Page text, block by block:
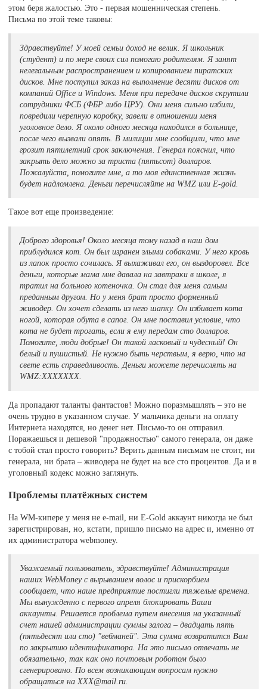
этом беря жалостью. Это - первая мошенническая степень.
Письма по этой теме таковы:
Здравствуйте! У моей семьи доход не велик. Я школьник
(студент) и по мере своих сил помогаю родителям. Я занят
нелегальным распространением и копированием пиратских
дисков. Мне поступил заказ на выполнение десяти дисков от
компаний Office и Windows. Меня при передаче дисков скрутили
сотрудники ФСБ (ФБР либо ЦРУ). Они меня сильно избили,
повредили черепную коробку, завели в отношении меня
уголовное дело. Я около одного месяца находился в больнице,
после чего вызвали опять. В милиции мне сообщили, что мне
грозит пятилетний срок заключения. Генерал пояснил, что
закрыть дело можно за триста (пятьсот) долларов.
Пожалуйста, помогите мне, а то моя единственная жизнь
будет надломлена. Деньги перечисляйте на WMZ или E-gold.
Такое вот еще произведение:
Доброго здоровья! Около месяца тому назад в наш дом
приблудился кот. Он был изранен злыми собаками. У него кровь
из лапок просто сочилась. Я выхаживал его, он выздоровел. Все
деньги, которые мама мне давала на завтраки в школе, я
тратил на больного котеночка. Он стал для меня самым
преданным другом. Но у меня брат просто форменный
живодер. Он хочет сделать из него шапку. Он избивает кота
ногой, которая обута в сапог. Он мне поставил условие, что
кота не будет трогать, если я ему передам сто долларов.
Помогите, люди добрые! Он такой ласковый и чудесный! Он
белый и пушистый. Не нужно быть черствым, я верю, что на
свете есть справедливость. Деньги можете перечислять на
WMZ:ХХХХХХХ.
Да пропадают таланты фантастов! Можно поразмышлять – это не
очень трудно в указанном случае. У мальчика деньги на оплату
Интернета находятся, но денег нет. Письмо-то он отправил.
Поражаешься и дешевой "продажностью" самого генерала, он даже
с тобой стал просто говорить? Верить данным письмам не стоит, ни
генерала, ни брата – живодера не будет на все сто процентов. Да и в
уголовный кодекс можно заглянуть.
Проблемы платёжных систем
На WM-кипере у меня не e-mail, ни E-Gold аккаунт никогда не был
зарегистрирован, но, кстати, пришло письмо на адрес и, именно от
их администратора webmoney.
Уважаемый пользователь, здравствуйте! Администрация
наших WebMoney с вырыванием волос и прискорбием
сообщает, что наше предприятие постигли тяжелые времена.
Мы вынужденно с первого апреля блокировать Ваши
аккаунты. Решается проблема путем внесения на указанный
счет нашей администрации суммы залога – двадцать пять
(пятьдесят или сто) "вебманей". Эта сумма возвратится Вам
по закрытию идентификатора. На это письмо отвечать не
обязательно, так как оно почтовым роботом было
сгенерировано. По всем возникающим вопросам нужно
обращаться на ХХХ@mail.ru.